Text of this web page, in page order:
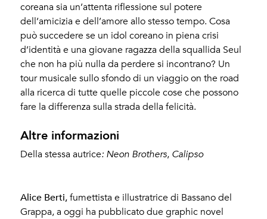
coreana sia un’attenta riflessione sul potere
dell’amicizia e dell’amore allo stesso tempo. Cosa
può succedere se un idol coreano in piena crisi
d’identità e una giovane ragazza della squallida Seul
che non ha più nulla da perdere si incontrano? Un
tour musicale sullo sfondo di un viaggio on the road
alla ricerca di tutte quelle piccole cose che possono
fare la differenza sulla strada della felicità.
Altre informazioni
Della stessa autrice: Neon Brothers, Calipso
Berti, Alice
Alice Berti, fumettista e illustratrice di Bassano del
Grappa, a oggi ha pubblicato due graphic novel